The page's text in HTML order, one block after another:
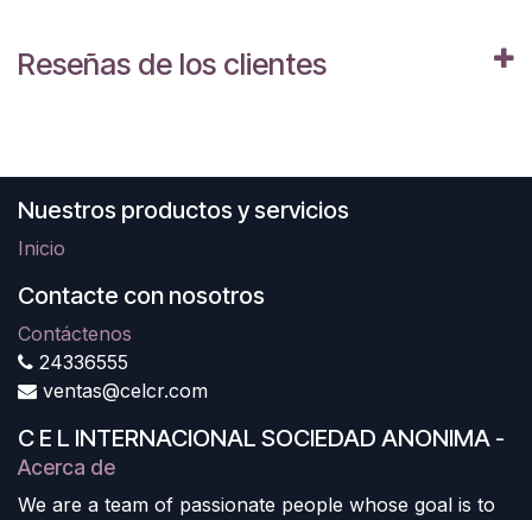
Reseñas de los clientes
Nuestros productos y servicios
Inicio
Contacte con nosotros
Contáctenos
24336555
ventas@celcr.com
C E L INTERNACIONAL SOCIEDAD ANONIMA -
Acerca de
We are a team of passionate people whose goal is to